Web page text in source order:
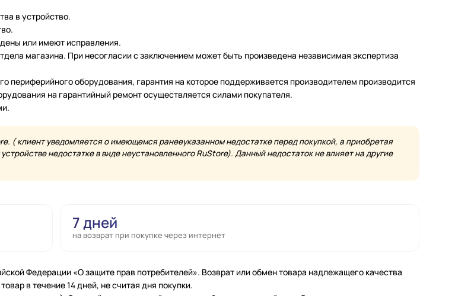
в устройство.
или имеют исправления.
магазина. При несогласии с заключением может быть произведена независимая экспертиза
периферийного оборудования, гарантия на которое поддерживается производителем производится
на гарантийный ремонт осуществляется силами покупателя.
( клиент уведомляется о имеющемся ранееуказанном недостатке перед покупкой, а приобретая
недостатке в виде неустановленного RuStore). Данный недостаток не влияет на другие
7 дней
на возврат при покупке через интернет
Федерации «О защите прав потребителей». Возврат или обмен товара надлежащего качества
в течение 14 дней, не считая дня покупки.